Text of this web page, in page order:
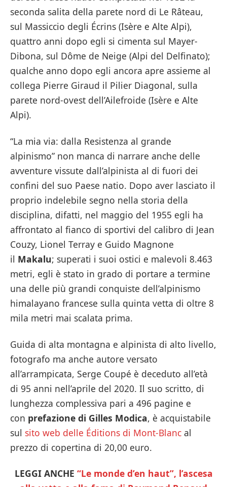
seconda salita della parete nord di Le Râteau,
sul Massiccio degli Écrins (Isère e Alte Alpi),
quattro anni dopo egli si cimenta sul Mayer-
Dibona, sul Dôme de Neige (Alpi del Delfinato);
qualche anno dopo egli ancora apre assieme al
collega Pierre Giraud il Pilier Diagonal, sulla
parete nord-ovest dell’Ailefroide (Isère e Alte
Alpi).
“La mia via: dalla Resistenza al grande
alpinismo” non manca di narrare anche delle
avventure vissute dall’alpinista al di fuori dei
confini del suo Paese natio. Dopo aver lasciato il
proprio indelebile segno nella storia della
disciplina, difatti, nel maggio del 1955 egli ha
affrontato al fianco di sportivi del calibro di Jean
Couzy, Lionel Terray e Guido Magnone
il Makalu; superati i suoi ostici e malevoli 8.463
metri, egli è stato in grado di portare a termine
una delle più grandi conquiste dell’alpinismo
himalayano francese sulla quinta vetta di oltre 8
mila metri mai scalata prima.
Guida di alta montagna e alpinista di alto livello,
fotografo ma anche autore versato
all’arrampicata, Serge Coupé è deceduto all’età
di 95 anni nell’aprile del 2020. Il suo scritto, di
lunghezza complessiva pari a 496 pagine e
con prefazione di Gilles Modica, è acquistabile
sul sito web delle Éditions di Mont-Blanc al
prezzo di copertina di 20,00 euro.
LEGGI ANCHE “Le monde d’en haut”, l’ascesa